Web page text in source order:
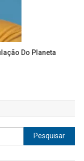
Do Planeta
Pesquisar
por: